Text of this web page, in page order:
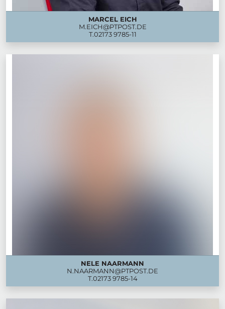
MARCEL EICH
M.EICH@PTPOST.DE
T.02173 9785-11
NELE NAARMANN
N.NAARMANN@PTPOST.DE
T.02173 9785-14